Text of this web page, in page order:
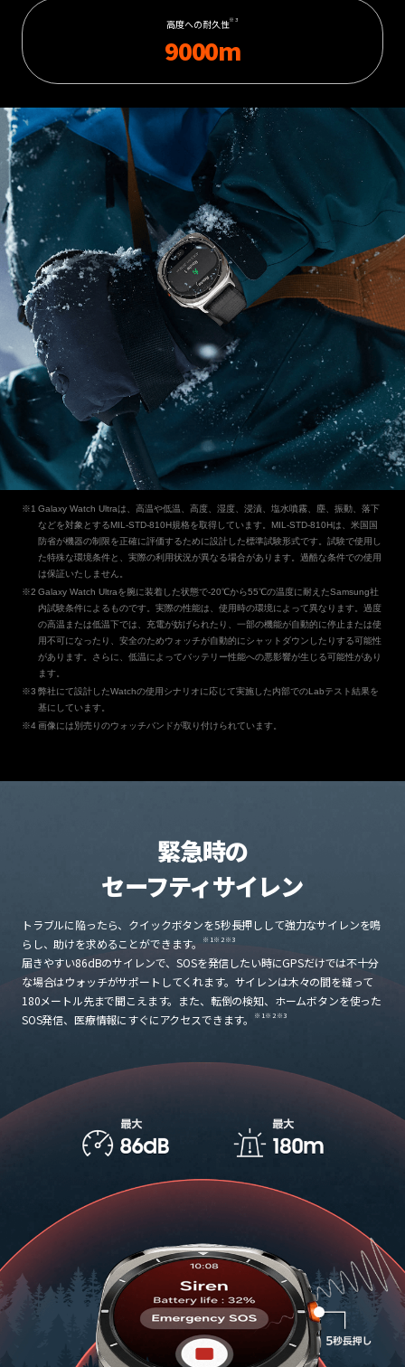
高度への耐久性※3
9000m
Galaxy Watch Ultraは、高温や低温、高度、湿度、浸漬、塩水噴霧、塵、振動、落下
などを対象とするMIL-STD-810H規格を取得しています。MIL-STD-810Hは、米国国
防省が機器の制限を正確に評価するために設計した標準試験形式です。試験で使用し
た特殊な環境条件と、実際の利用状況が異なる場合があります。過酷な条件での使用
は保証いたしません。
Galaxy Watch Ultraを腕に装着した状態で-20℃から55℃の温度に耐えたSamsung社
内試験条件によるものです。実際の性能は、使用時の環境によって異なります。過度
の高温または低温下では、充電が妨げられたり、一部の機能が自動的に停止または使
用不可になったり、安全のためウォッチが自動的にシャットダウンしたりする可能性
があります。さらに、低温によってバッテリー性能への悪影響が生じる可能性があり
ます。
弊社にて設計したWatchの使用シナリオに応じて実施した内部でのLabテスト結果を
基にしています。
画像には別売りのウォッチバンドが取り付けられています。
緊急時の
セーフティサイレン
トラブルに陥ったら、クイックボタンを5秒長押しして強力なサイレンを鳴
らし、助けを求めることができます。
※1※2 ※3
届きやすい86dBのサイレンで、SOSを発信したい時にGPSだけでは不十分
な場合はウォッチがサポートしてくれます。サイレンは木々の間を縫って
180メートル先まで聞こえます。また、転倒の検知、ホームボタンを使った
SOS発信、医療情報にすぐにアクセスできます。
※1※2 ※3